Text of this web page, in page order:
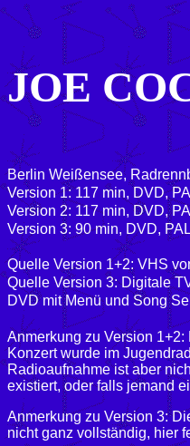
JOE
Berlin Weißensee,
Version 1: 117 min, DVD,
Version 2: 117 min, DVD,
Version 3: 90 min, DVD,
Quelle Version 1+2: VHS
Quelle Version 3: Digitale
DVD mit Menü und Song
Anmerkung zu Version
Konzert wurde im
Radioaufnahme ist aber
existiert, oder falls jemand
Anmerkung zu Version 3:
nicht ganz vollständig, hier